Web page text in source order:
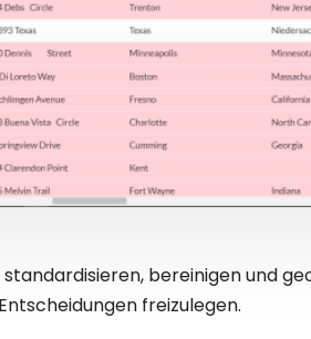
bereinigen und
freizulegen.